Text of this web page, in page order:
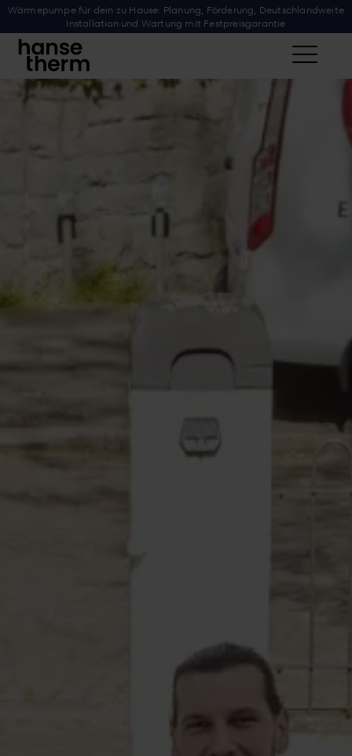
Wärmepumpe für dein zu Hause: Planung, Förderung, Deutschlandweite
Installation und Wartung mit Festpreisgarantie